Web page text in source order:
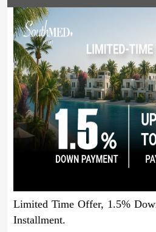
Limited Time Offer, 1.5%
Installment.